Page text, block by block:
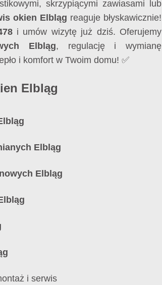
skrzypiącymi zawiasami lub
okien Elbląg reaguje błyskawicznie!
i umów wizytę już dziś. Oferujemy
Elbląg, regulację i wymianę
i komfort w Twoim domu! ✅
Elbląg
Elbląg
Elbląg
i serwis